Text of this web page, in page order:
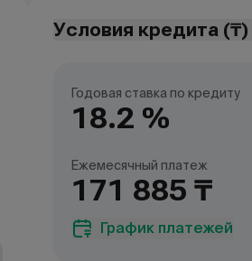
Условия кредита (₸)
Годовая ставка по кредиту
18.2 %
Ежемесячный платеж
171 885 ₸
График платежей